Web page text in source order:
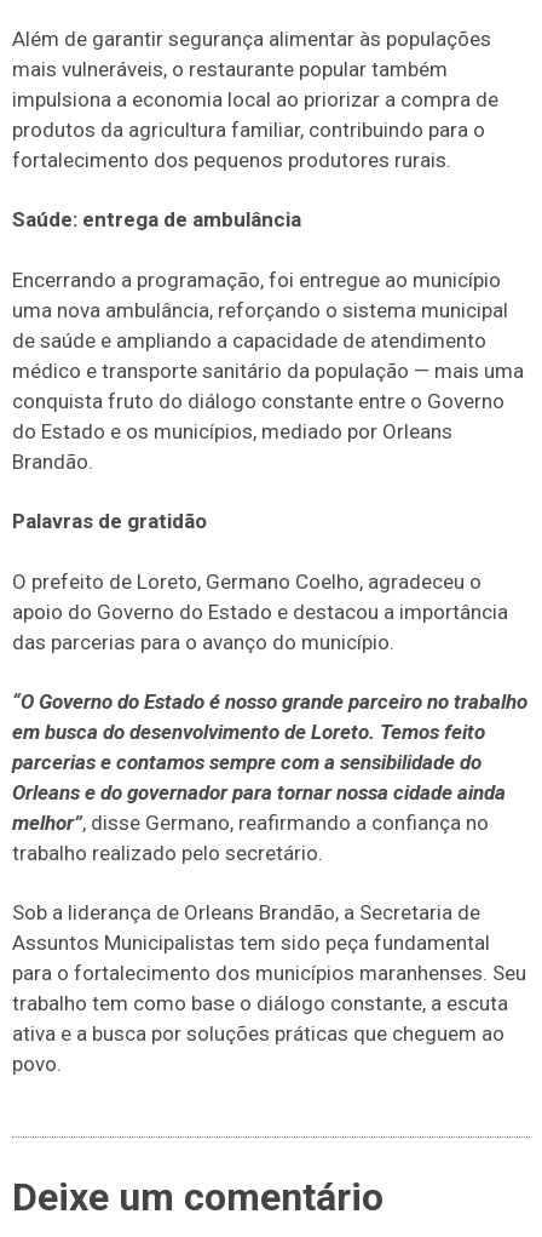
Além de garantir segurança alimentar às populações
mais vulneráveis, o restaurante popular também
impulsiona a economia local ao priorizar a compra de
produtos da agricultura familiar, contribuindo para o
fortalecimento dos pequenos produtores rurais.
Saúde: entrega de ambulância
Encerrando a programação, foi entregue ao município
uma nova ambulância, reforçando o sistema municipal
de saúde e ampliando a capacidade de atendimento
médico e transporte sanitário da população — mais uma
conquista fruto do diálogo constante entre o Governo
do Estado e os municípios, mediado por Orleans
Brandão.
Palavras de gratidão
O prefeito de Loreto, Germano Coelho, agradeceu o
apoio do Governo do Estado e destacou a importância
das parcerias para o avanço do município.
“O Governo do Estado é nosso grande parceiro no trabalho
em busca do desenvolvimento de Loreto. Temos feito
parcerias e contamos sempre com a sensibilidade do
Orleans e do governador para tornar nossa cidade ainda
melhor”, disse Germano, reafirmando a confiança no
trabalho realizado pelo secretário.
Sob a liderança de Orleans Brandão, a Secretaria de
Assuntos Municipalistas tem sido peça fundamental
para o fortalecimento dos municípios maranhenses. Seu
trabalho tem como base o diálogo constante, a escuta
ativa e a busca por soluções práticas que cheguem ao
povo.
Deixe um comentário